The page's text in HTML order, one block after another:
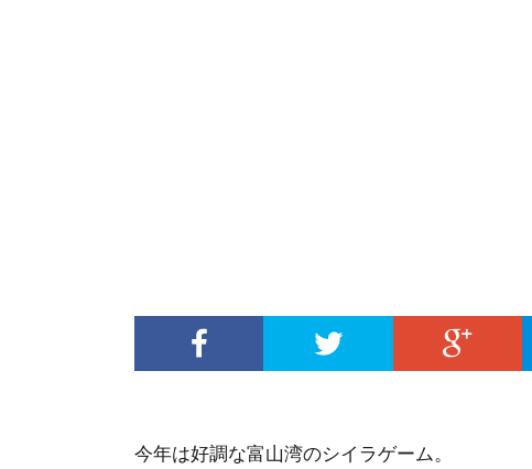
今年は好調な富山湾のシイラゲーム。